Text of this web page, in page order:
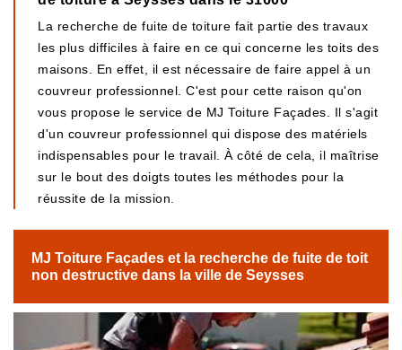
La recherche de fuite de toiture fait partie des travaux
les plus difficiles à faire en ce qui concerne les toits des
maisons. En effet, il est nécessaire de faire appel à un
couvreur professionnel. C'est pour cette raison qu'on
vous propose le service de MJ Toiture Façades. Il s'agit
d'un couvreur professionnel qui dispose des matériels
indispensables pour le travail. À côté de cela, il maîtrise
sur le bout des doigts toutes les méthodes pour la
réussite de la mission.
MJ Toiture Façades et la recherche de fuite de toit
non destructive dans la ville de Seysses